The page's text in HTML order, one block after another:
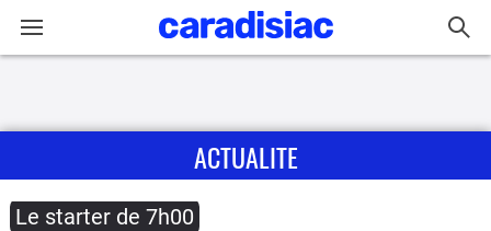
Actu
ACTUALITE
Le starter de 7h00